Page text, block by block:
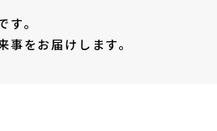
。
事をお届けします。